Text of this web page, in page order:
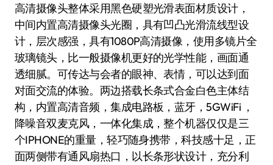
高清摄像头整体采用黑色硬塑光滑表面材质设计，
中间内置高清摄像头光圈，具有凹凸光滑流线型设
计，层次感强，具有1080P高清摄像，使用多镜片全
玻璃镜头，比一般摄像机更好的光学性能，画面通
透细腻。可传达与会者的眼神、表情，可以达到面
对面交流的体验。两边搭载长条式合金白色主体结
构，内置高清音频，集成电路板，蓝牙，5GWiFi ，
降噪音双麦克风，一体化集成，整个机器仅仅是三
个IPHONE的重量，轻巧随身携带，科技感十足，正
面两侧带有通风扇热口，以长条形状设计，充分利